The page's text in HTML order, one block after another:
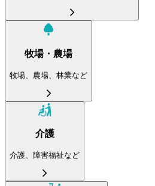
牧場・農場
牧場、農場、林業など
介護
介護、障害福祉など